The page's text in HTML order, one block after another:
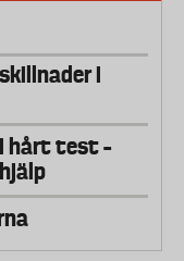
i
hårt test –